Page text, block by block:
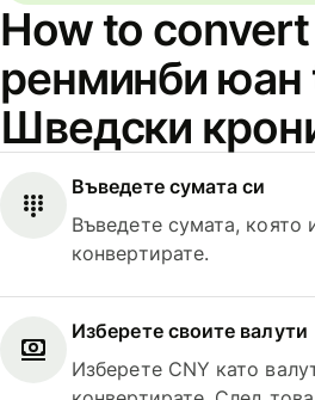
How to convert
ренминби юан
Шведски
Въведете сумата си
Въведете сумата, която
конвертирате.
Изберете своите валути
Изберете CNY като